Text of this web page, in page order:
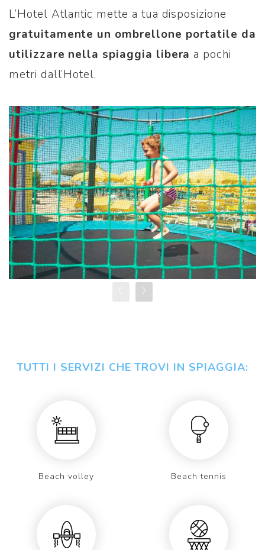
L’Hotel Atlantic mette a tua disposizione
gratuitamente un ombrellone portatile da
utilizzare nella spiaggia libera a pochi
metri dall’Hotel.
TUTTI I SERVIZI CHE TROVI IN SPIAGGIA:
Beach volley Beach tennis